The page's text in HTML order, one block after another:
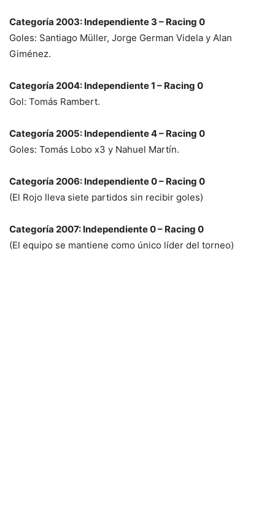
Categoría 2003: Independiente 3 – Racing 0
Goles: Santiago Müller, Jorge German Videla y Alan
Giménez.
Categoría 2004: Independiente 1 – Racing 0
Gol: Tomás Rambert.
Categoría 2005: Independiente 4 – Racing 0
Goles: Tomás Lobo x3 y Nahuel Martín.
Categoría 2006: Independiente 0 – Racing 0
(El Rojo lleva siete partidos sin recibir goles)
Categoría 2007: Independiente 0 – Racing 0
(El equipo se mantiene como único líder del torneo)